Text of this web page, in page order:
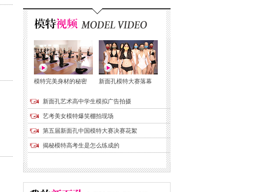
模特完美身材的秘密 新面孔模特大赛落幕
新面孔艺术高中学生模拟广告拍摄
艺考美女模特爆笑棚拍现场
第五届新面孔中国模特大赛决赛花絮
揭秘模特高考生是怎么练成的